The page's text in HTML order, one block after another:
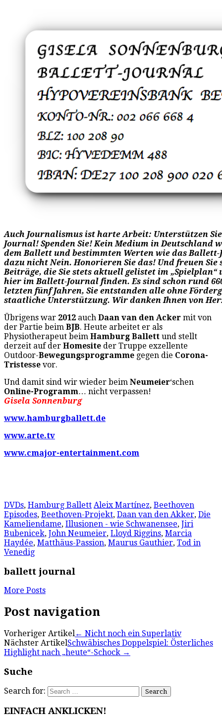
Auch Journalismus ist harte Arbeit: Unterstützen
Journal! Spenden Sie! Kein Medium in Deutschland
dem Ballett und bestimmten Werten wie das Ballett-
dazu nicht Nein. Honorieren Sie das! Und freuen Sie
Beiträge, die Sie stets aktuell gelistet im „Spielplan“
hier im Ballett-Journal finden. Es sind schon rund
letzten fünf Jahren, Sie entstanden alle ohne
staatliche Unterstützung. Wir danken Ihnen von
Übrigens war 2012 auch Daan van den Acker mit von
der Partie beim BJB. Heute arbeitet er als
Physiotherapeut beim Hamburg Ballett und stellt
derzeit auf der Homesite der Truppe exzellente
Outdoor-Bewegungsprogramme gegen die Corona-
Tristesse vor.
Und damit sind wir wieder beim Neumeier‘schen
Online-Programm… nicht verpassen!
Gisela Sonnenburg
www.hamburgballett.de
www.arte.tv
www.cmajor-entertainment.com
DVDs, Hamburg Ballett Aleix Martínez, Beethoven
Episodes, Beethoven-Projekt, Daan van den Akker, Die
Kameliendame, Illusionen - wie Schwanensee, Jiri
Bubenicek, John Neumeier, Lloyd Riggins, Marcia
Haydée, Matthäus-Passion, Maurus Gauthier, Tod in
Venedig
ballett journal
More Posts
Post navigation
Vorheriger Artikel← Nicht noch ein Superlativ
Nächster ArtikelSchwäbisches Doppelspiel: Österliches
Highlight nach „heute“-Schock →
Suche
Search for:
EINFACH ANKLICKEN!